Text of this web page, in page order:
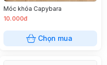
Móc khóa Capybara
10.000đ
Chọn mua